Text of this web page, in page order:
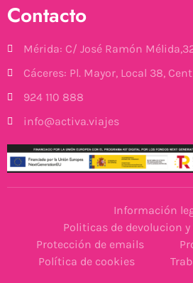
Contacto
Mérida: C/ José Ramón
Cáceres: Pl. Mayor, Local 38,
924 110 888
info@activa.viajes
Información
Politicas de devolucion
Protección de emails
Política de cookies